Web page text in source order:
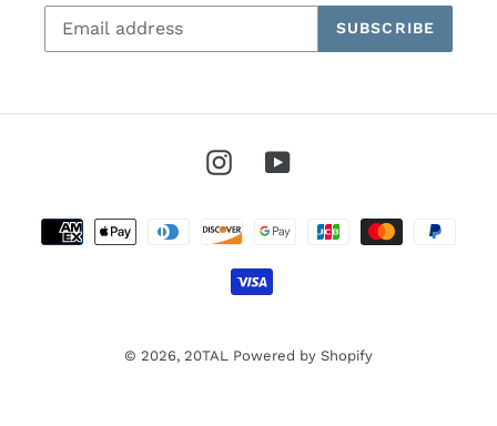
SUBSCRIBE
InstagramYouTube
Payment
methods
© 2026, 20TAL Powered by Shopify